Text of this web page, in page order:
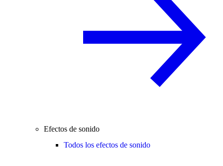
Efectos de sonido
Todos los efectos de sonido